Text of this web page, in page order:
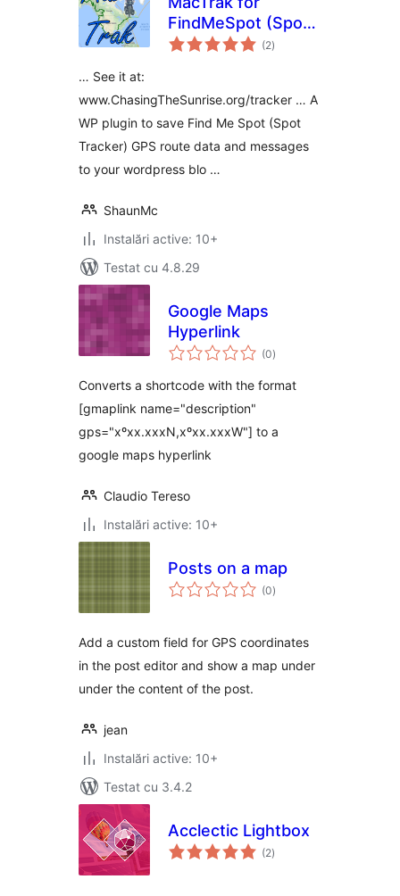
FindMeSpot (Spot
Tracker)
(2total
aprecieri
)
… See it at:
www.ChasingTheSunrise.org/tracker … A
WP plugin to save Find Me Spot (Spot
Tracker) GPS route data and messages
to your wordpress blo …
ShaunMc
Instalări active: 10+
Testat cu 4.8.29
Google Maps
Hyperlink
(0total
aprecieri
)
Converts a shortcode with the format
[gmaplink name="description"
gps="xºxx.xxxN,xºxx.xxxW"] to a
google maps hyperlink
Claudio Tereso
Instalări active: 10+
Posts on a map
(0total
aprecieri
)
Add a custom field for GPS coordinates
in the post editor and show a map under
under the content of the post.
jean
Instalări active: 10+
Testat cu 3.4.2
Acclectic Lightbox
(2total
aprecieri
)